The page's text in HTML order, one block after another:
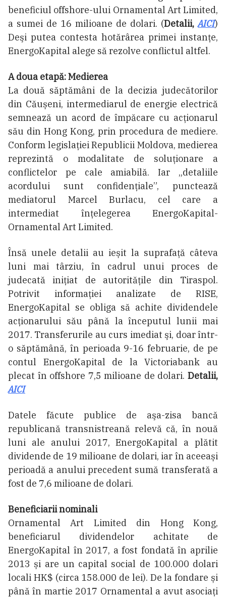
beneficiul offshore-ului Ornamental Art Limited,
a sumei de 16 milioane de dolari. (Detalii,AICI)
Deşi putea contesta hotărârea primei instanţe,
EnergoKapital alege să rezolve conflictul altfel.
A doua etapă: Medierea
La două săptămâni de la decizia judecătorilor
din Căușeni, intermediarul de energie electrică
semnează un acord de împăcare cu acționarul
său din Hong Kong, prin procedura de mediere.
Conform legislației Republicii Moldova, medierea
reprezintă o modalitate de soluţionare a
conflictelor pe cale amiabilă. Iar „detaliile
acordului sunt confidenţiale”, punctează
mediatorul Marcel Burlacu, cel care a
intermediat înţelegerea EnergoKapital-
Ornamental Art Limited.
Însă unele detalii au ieșit la suprafață câteva
luni mai târziu, în cadrul unui proces de
judecată inițiat de autoritățile din Tiraspol.
Potrivit informației analizate de RISE,
EnergoKapital se obliga să achite dividendele
acționarului său până la începutul lunii mai
2017. Transferurile au curs imediat şi, doar într-
o săptămână, în perioada 9-16 februarie, de pe
contul EnergoKapital de la Victoriabank au
plecat în offshore 7,5 milioane de dolari. Detalii,
AICI
Datele făcute publice de aşa-zisa bancă
republicană transnistreană relevă că, în nouă
luni ale anului 2017, EnergoKapital a plătit
dividende de 19 milioane de dolari, iar în aceeași
perioadă a anului precedent sumă transferată a
fost de 7,6 milioane de dolari.
Beneficiarii nominali
Ornamental Art Limited din Hong Kong,
beneficiarul dividendelor achitate de
EnergoKapital în 2017, a fost fondată în aprilie
2013 și are un capital social de 100.000 dolari
locali HK$ (circa 158.000 de lei). De la fondare și
până în martie 2017 Ornamental a avut asociați